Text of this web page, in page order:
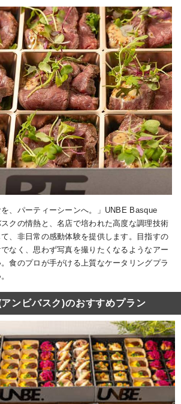
を、パーティーシーンへ。」UNBE Basque
クの情熱と、名店で培われた高度な調理技術
、非日常の感動体験を提供します。目指すの
なく、思わず写真を撮りたくなるようなアー
食のプロが手がける上質なケータリングプラ
ンビバスク)のおすすめプラン